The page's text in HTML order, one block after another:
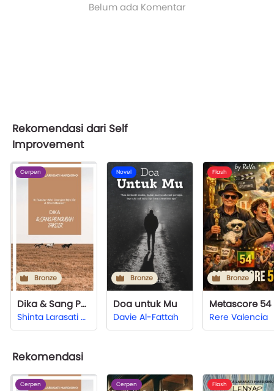
Belum ada Komentar
Rekomendasi dari Self
Improvement
Cerpen
Bronze
Dika & Sang Pengubah Takdir
Shinta Larasati Hardjono
Novel
Bronze
Doa untuk Mu
Davie Al-Fattah
Flash
Bronze
Metascore 54
Rere Valencia
Rekomendasi
Cerpen Cerpen Flash